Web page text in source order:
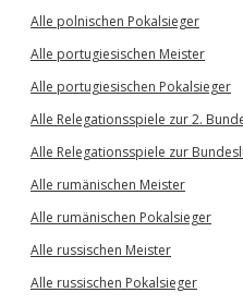
Alle polnischen Pokalsieger
Alle portugiesischen Meister
Alle portugiesischen Pokalsieger
Alle Relegationsspiele zur 2.
Alle Relegationsspiele zur
Alle rumänischen Meister
Alle rumänischen Pokalsieger
Alle russischen Meister
Alle russischen Pokalsieger